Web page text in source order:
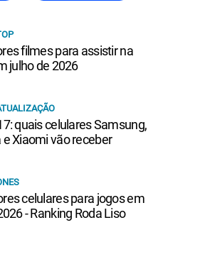
filmes para assistir na
julho de 2026
quais celulares Samsung,
Xiaomi vão receber
celulares para jogos em
- Ranking Roda Liso